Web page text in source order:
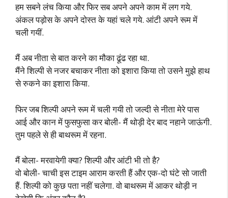
हम सबने लंच किया और फिर सब अपने अपने काम में लग गये.
अंकल पड़ोस के अपने दोस्त के यहां चले गये. आंटी अपने रूम में
चली गयीं.
मैं अब नीता से बात करने का मौका ढूंढ रहा था.
मैंने शिल्पी से नजर बचाकर नीता को इशारा किया तो उसने मुझे हाथ
से रुकने का इशारा किया.
फिर जब शिल्पी अपने रूम में चली गयी तो जल्दी से नीता मेरे पास
आई और कान में फुसफुसा कर बोली- मैं थोड़ी देर बाद नहाने जाऊंगी.
तुम पहले से ही बाथरूम में रहना.
मैं बोला- मरवायेगी क्या? शिल्पी और आंटी भी तो है?
वो बोली- चाची इस टाइम आराम करती हैं और एक-दो घंटे सो जाती
हैं. शिल्पी को कुछ पता नहीं चलेगा. वो बाथरूम में आकर थोड़ी न